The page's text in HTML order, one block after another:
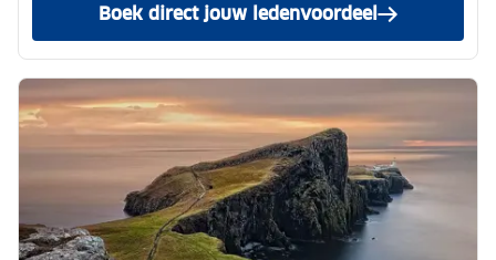
Boek direct jouw ledenvoordeel